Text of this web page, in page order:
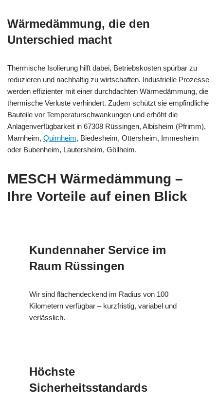
Wärmedämmung, die den
Unterschied macht
Thermische Isolierung hilft dabei, Betriebskosten spürbar zu
reduzieren und nachhaltig zu wirtschaften. Industrielle Prozesse
werden effizienter mit einer durchdachten Wärmedämmung, die
thermische Verluste verhindert. Zudem schützt sie empfindliche
Bauteile vor Temperaturschwankungen und erhöht die
Anlagenverfügbarkeit in 67308 Rüssingen, Albisheim (Pfrimm),
Marnheim, Quirnheim, Biedesheim, Ottersheim, Immesheim
oder Bubenheim, Lautersheim, Göllheim.
MESCH Wärmedämmung –
Ihre Vorteile auf einen Blick
Kundennaher Service im
Raum Rüssingen
Wir sind flächendeckend im Radius von 100
Kilometern verfügbar – kurzfristig, variabel und
verlässlich.
Höchste
Sicherheitsstandards